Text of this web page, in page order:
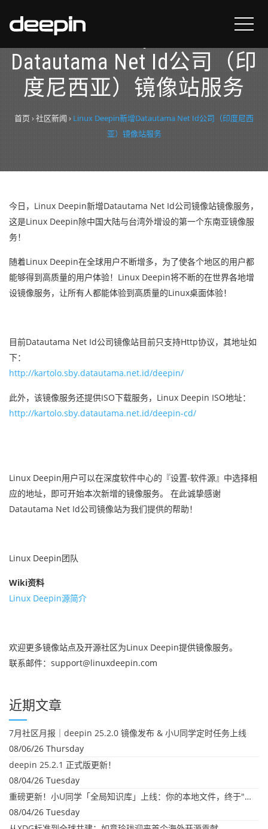
Linux Deepin新增
Datautama Net Id公司（印
度尼西亚）镜像站服务
首页 ›社区新闻 ›Linux Deepin新增Datautama Net Id公司（印度尼西
亚）镜像站服务
今日，Linux Deepin新增Datautama Net Id公司镜像站镜像服务，
这是Linux Deepin除中国大陆与台湾外增设的第一个东南亚镜像服
务！
随着Linux Deepin在全球用户不断增多，为了使各个地区的用户都
能够得到高质量的用户体验！Linux Deepin将不断的在世界各地增
设镜像服务，让所有人都能体验到高质量的Linux桌面体验！
目前Datautama Net Id公司镜像站目前只支持Http协议，其地址如
下：
http://kartolo.sby.datautama.net.id/deepin/
此外，该镜像服务还提供ISO下载服务，Linux Deepin ISO地址：
http://kartolo.sby.datautama.net.id/deepin-cd/
Linux Deepin用户可以在深度软件中心的『设置-软件源』中选择相
应的地址，即可开始本次新增的镜像服务。 在此诚挚感谢
Datautama Net Id公司镜像站为我们提供的帮助！
Linux Deepin团队
Wiki资料
Linux Deepin源简介
欢迎更多镜像站点及开源社区为Linux Deepin提供镜像服务。
联系邮件：support@linuxdeepin.com
近期文章
7月社区月报｜deepin 25.2.0 镜像发布 & 小U同学定时任务上线
08/06/26 Thursday
deepin 25.2.1 正式版更新！
08/04/26 Tuesday
重磅更新！小U同学「全局知识库」上线：你的本地文件，终于"活"起来了
08/04/26 Tuesday